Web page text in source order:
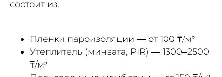
состоит из:
Пленки пароизоляции — от 100 ₸/м²
Утеплитель (минвата, PIR) — 1300–2500
₸/м²